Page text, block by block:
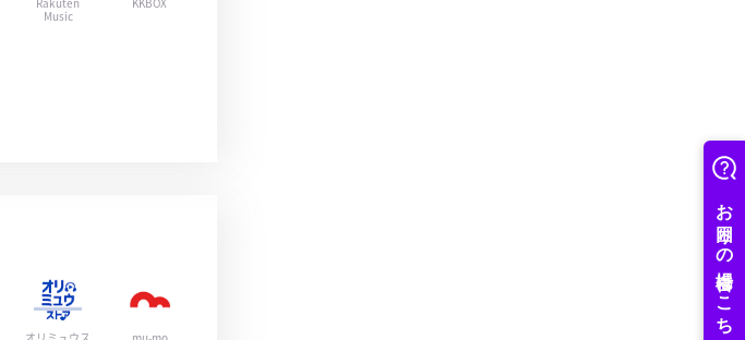
Music